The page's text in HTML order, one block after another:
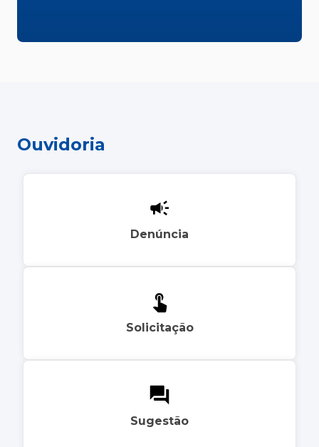
Ouvidoria
Denúncia
Solicitação
Sugestão